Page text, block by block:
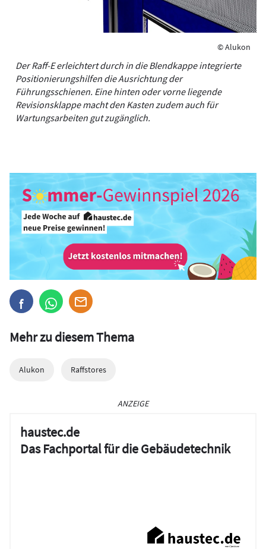
© Alukon
Der Raff-E erleichtert durch in die Blendkappe integrierte
Positionierungshilfen die Ausrichtung der
Führungsschienen. Eine hinten oder vorne liegende
Revisionsklappe macht den Kasten zudem auch für
Wartungsarbeiten gut zugänglich.
Mehr zu diesem Thema
Alukon Raffstores
ANZEIGE
haustec.de
Das Fachportal für die Gebäudetechnik